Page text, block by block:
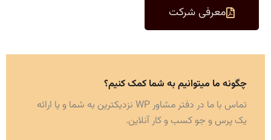
معرفی شرکت
چگونه ما میتوانیم به شما کمک کنیم؟
تماس با ما در دفتر مشاور WP نزدیکترین به شما و یا ارائه
یک پرس و جو کسب و کار آنلاین.